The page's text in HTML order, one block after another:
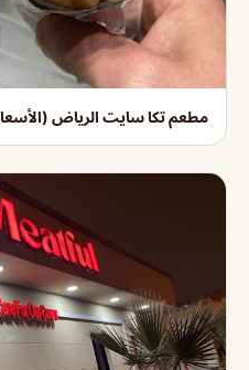
مطعم تكا سايت الرياض